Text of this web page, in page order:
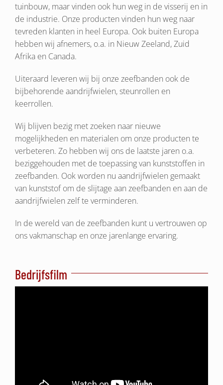
tuinbouw, maar vinden ook hun weg in de visserij en in
de industrie. Onze producten vinden hun weg naar
tevreden klanten in heel Europa. Ook buiten Europa
hebben wij afnemers, o.a. in Nieuw Zeeland, Zuid
Afrika en Canada.
Uiteraard leveren wij bij onze zeefbanden ook de
bijbehorende aandrijfwielen, steunrollen en
keerrollen.
Wij blijven bezig met zoeken naar nieuwe
mogelijkheden en materialen om onze producten te
verbeteren. Zo hebben wij ons de laatste jaren o.a.
beziggehouden met de toepassing van kunststoffen in
zeefbanden. Ook worden nu aandrijfwielen gemaakt
van kunststof om de slijtage aan zeefbanden en aan de
aandrijfwielen zelf te verminderen.
In de wereld van de zeefbanden kunt u vertrouwen op
ons vakmanschap en onze jarenlange ervaring.
Bedrijfsfilm